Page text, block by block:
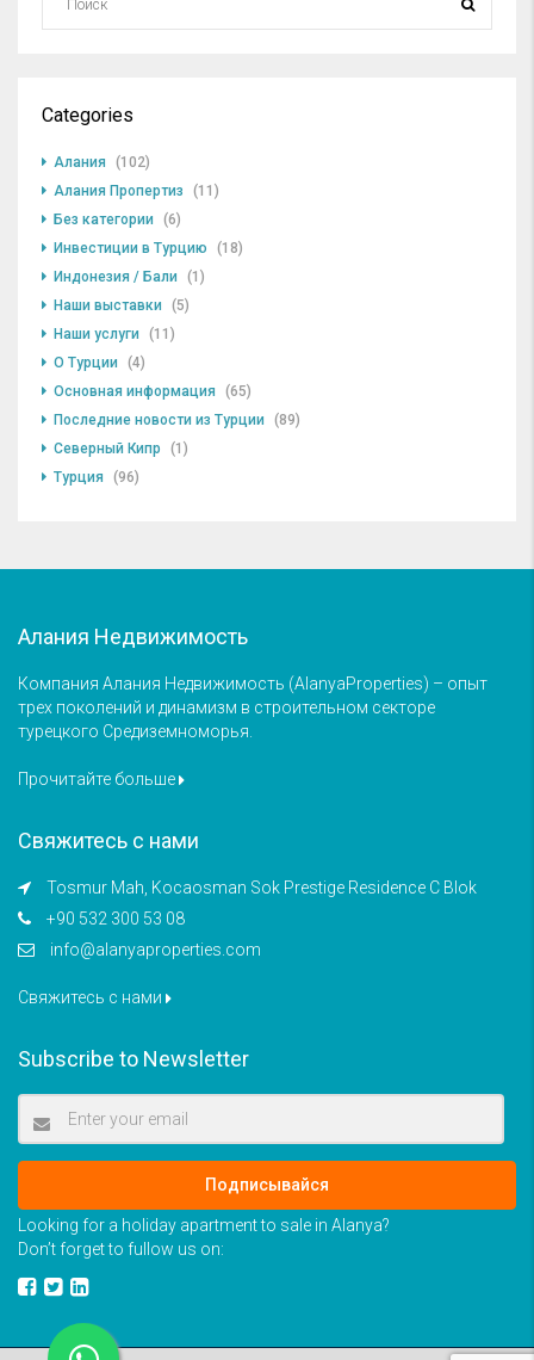
Categories
Алания
(102)
Алания Пропертиз
(11)
Без категории
(6)
Инвестиции в Турцию
(18)
Индонезия / Бали
(1)
Наши выставки
(5)
Наши услуги
(11)
О Турции
(4)
Основная информация
(65)
Последние новости из Турции
(89)
Северный Кипр
(1)
Турция
(96)
Алания Недвижимость
Компания Алания Недвижимость (AlanyaProperties) – опыт
трех поколений и динамизм в строительном секторе
турецкого Средиземноморья.
Прочитайте больше
Свяжитесь с нами
Tosmur Mah, Kocaosman Sok Prestige Residence C Blok
+90 532 300 53 08
info@alanyaproperties.com
Свяжитесь с нами
Subscribe to Newsletter
Подписывайся
Looking for a holiday apartment to sale in Alanya?
Don’t forget to fullow us on: